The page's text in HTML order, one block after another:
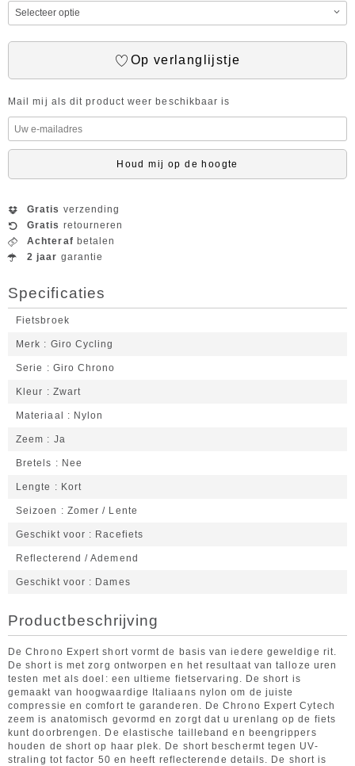
Op verlanglijstje
Mail mij als dit product weer beschikbaar is
Houd mij op de hoogte
Gratis verzending
Gratis retourneren
Achteraf betalen
2 jaar garantie
Specificaties
Fietsbroek
Merk Giro Cycling
Serie Giro Chrono
Kleur Zwart
Materiaal Nylon
Zeem Ja
Bretels Nee
Lengte Kort
Seizoen Zomer / Lente
Geschikt voor Racefiets
Reflecterend / Ademend
Geschikt voor Dames
Productbeschrijving
De Chrono Expert short vormt de basis van iedere geweldige rit.
De short is met zorg ontworpen en het resultaat van talloze uren
testen met als doel: een ultieme fietservaring. De short is
gemaakt van hoogwaardige Italiaans nylon om de juiste
compressie en comfort te garanderen. De Chrono Expert Cytech
zeem is anatomisch gevormd en zorgt dat u urenlang op de fiets
kunt doorbrengen. De elastische tailleband en beengrippers
houden de short op haar plek. De short beschermt tegen UV-
straling tot factor 50 en heeft reflecterende details. De short is